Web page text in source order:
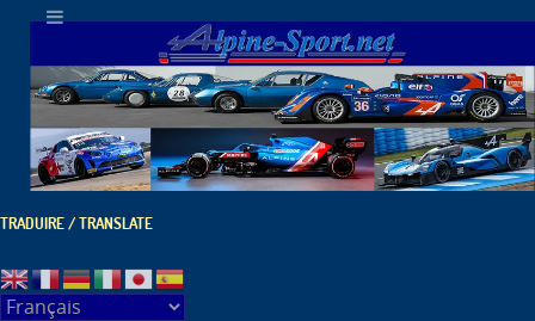
TRADUIRE / TRANSLATE